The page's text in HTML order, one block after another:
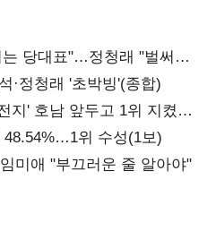
당대표"…정청래 "벌써
·정청래 '초박빙'(종합)
지' 호남 앞두고 1위 지켰다
48.54%…1위 수성(1보)
미애 "부끄러운 줄 알아야"